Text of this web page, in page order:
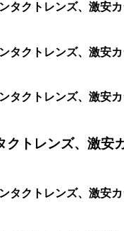
クトレンズ、激安
クトレンズ、激安
クトレンズ、激安
トレンズ、激安
クトレンズ、激安